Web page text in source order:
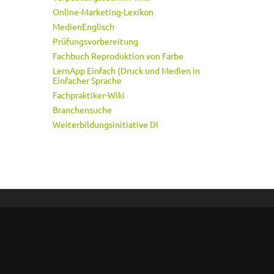
Online-Marketing-Lexikon
MedienEnglisch
Prüfungsvorbereitung
Fachbuch Reproduktion von Farbe
LernApp Einfach (Druck und Medien in
Einfacher Sprache
Fachpraktiker-Wiki
Branchensuche
Weiterbildungsinitiative DI